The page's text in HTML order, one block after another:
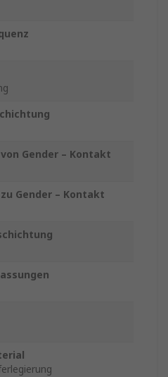
Gender – Kontakt
Gender – Kontakt